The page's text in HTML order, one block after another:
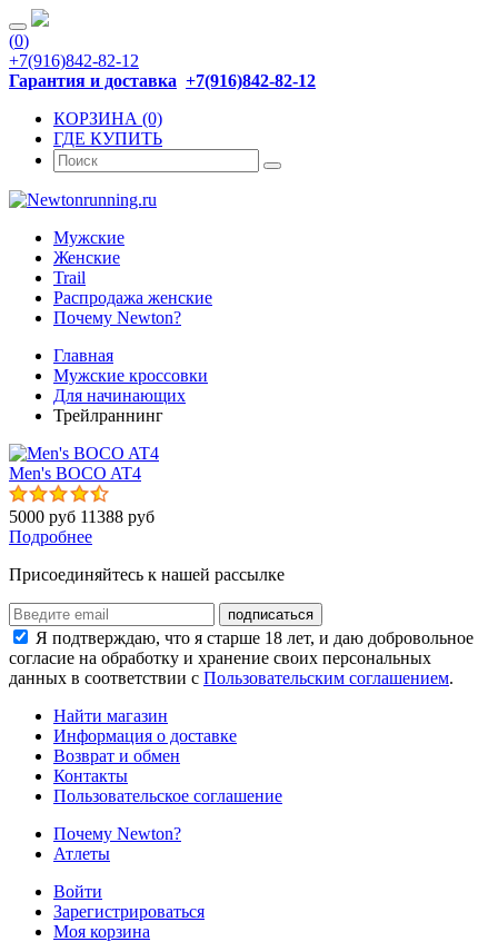
(0)
+7(916)842-82-12
Гарантия и доставка +7(916)842-82-12
КОРЗИНА (0)
ГДЕ КУПИТЬ
Мужские
Женские
Trail
Распродажа женские
Почему Newton?
Главная
Мужские кроссовки
Для начинающих
Трейлраннинг
Men's BOCO AT4
5000 руб 11388 руб
Подробнее
Присоединяйтесь к нашей рассылке
подписаться
Я подтверждаю, что я старше 18 лет, и даю добровольное
согласие на обработку и хранение своих персональных
данных в соответствии с Пользовательским соглашением.
Найти магазин
Информация о доставке
Возврат и обмен
Контакты
Пользовательское соглашение
Почему Newton?
Атлеты
Войти
Зарегистрироваться
Моя корзина